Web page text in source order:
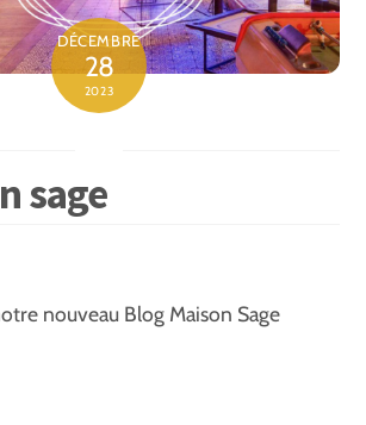
DÉCEMBRE
28
2023
sage
nouveau Blog Maison Sage